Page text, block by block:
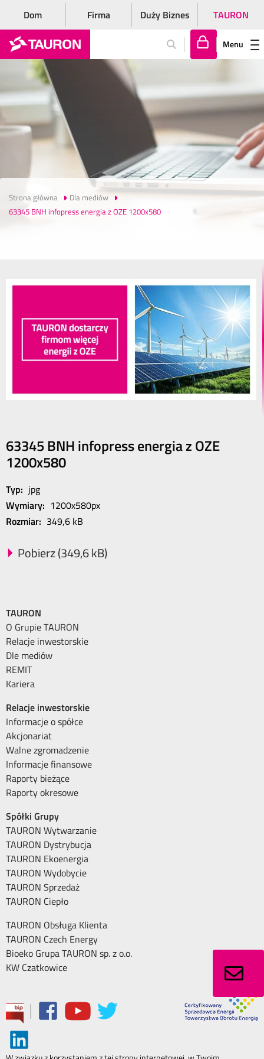
Dom Firma Duży Biznes TAURON
lo
gu
j
si
ę
Menu
Strona główna
Dla mediów
63345 BNH infopress energia z OZE 1200x580
63345 BNH infopress energia z OZE
1200x580
Typ: jpg
Wymiary: 1200x580px
Rozmiar: 349,6 kB
Pobierz (349,6 kB)
TAURON
O Grupie TAURON
Relacje inwestorskie
Dle mediów
REMIT
Kariera
Relacje inwestorskie
Informacje o spółce
Akcjonariat
Walne zgromadzenie
Informacje finansowe
Raporty bieżące
Raporty okresowe
Spółki Grupy
TAURON Wytwarzanie
TAURON Dystrybucja
TAURON Ekoenergia
TAURON Wydobycie
TAURON Sprzedaż
TAURON Ciepło
TAURON Obsługa Klienta
TAURON Czech Energy
Bioeko Grupa TAURON sp. z o.o.
KW Czatkowice
|